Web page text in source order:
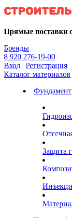
Kg
Прямые поставки
Бренды
8 920 276-19-00
Вход | Регистрация
Каталог материалов
Фундамент
Защита